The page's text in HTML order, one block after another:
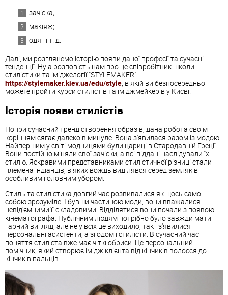
зачіска;
макіяж;
одяг і т. д.
Далі, ми розглянемо історію появи даної професії та сучасні
тенденції. Ну а розповість нам про це співробітник школи
стилістики та іміджелогії "STYLEMAKER":
https://stylemaker.kiev.ua/edu/style, в якій ви безпосередньо
можете пройти курси стилістів та іміджмейкерів у Києві.
Історія появи стилістів
Попри сучасний тренд створення образів, дана робота своїм
корінням сягає далеко в минуле. Вона з'явилася разом із модою.
Найпершим у світі модницями були цариці в Стародавній Греції.
Вони постійно міняли свої зачіски, а всі піддані наслідували їх
стилю. Яскравими представниками стилістичної різниці стали
племена індіанців, в яких вождь виділявся серед земляків
особливим головним убором.
Стиль та стилістика довгий час розвивалися як щось само
собою зрозуміле. І бувши частиною моди, вони вважалися
невід'ємними її складовими. Відділятися вони почали з появою
кінематографа. Публічним людям потрібно було завжди мати
гарний вигляд, але не у всіх це виходило, так і з'явилися
персональні асистенти, а згодом і стилісти. В сучасний час
поняття стиліста вже має чіткі обриси. Це персональний
помічник, який створює імідж клієнта від кінчиків волосся до
кінчиків пальців.